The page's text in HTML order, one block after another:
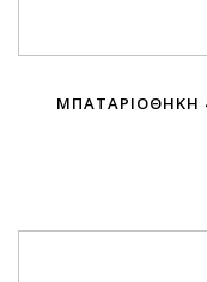
ΜΠΑΤΑΡΙΟΘΗΚΗ